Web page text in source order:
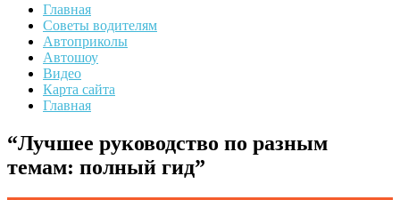
Главная
Советы водителям
Автоприколы
Автошоу
Видео
Карта сайта
Главная
“Лучшее руководство по разным
темам: полный гид”